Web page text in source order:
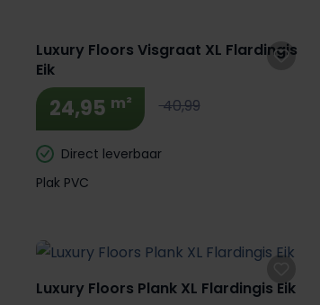
Luxury Floors Visgraat XL Flardingis
Eik
24,95 m² 40,99
Direct leverbaar
Plak PVC
Luxury Floors Plank XL Flardingis Eik